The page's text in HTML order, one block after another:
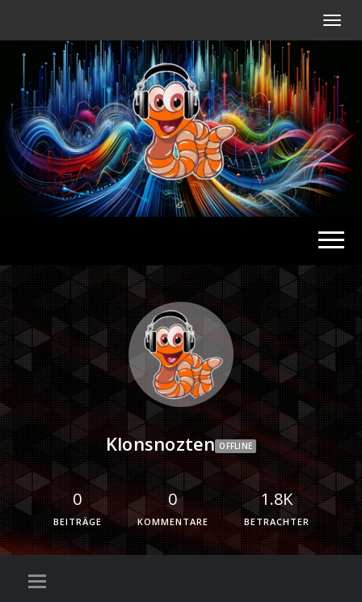
Radio
Klonsnozten OFFLINE
0
BEITRÄGE
0
KOMMENTARE
1.8K
BETRACHTER